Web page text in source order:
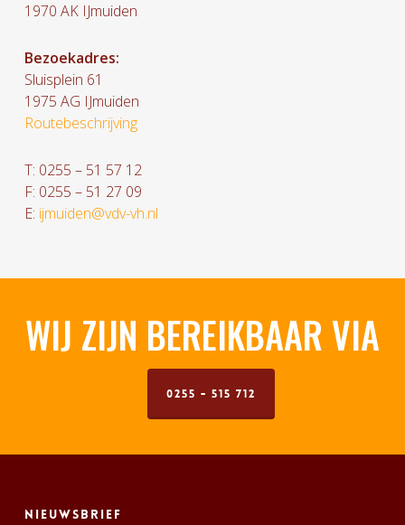
1970 AK IJmuiden
Bezoekadres:
Sluisplein 61
1975 AG IJmuiden
Routebeschrijving
T: 0255 – 51 57 12
F: 0255 – 51 27 09
E: ijmuiden@vdv-vh.nl
WIJ ZIJN BEREIKBAAR VIA
0255 - 515 712
Nieuwsbrief